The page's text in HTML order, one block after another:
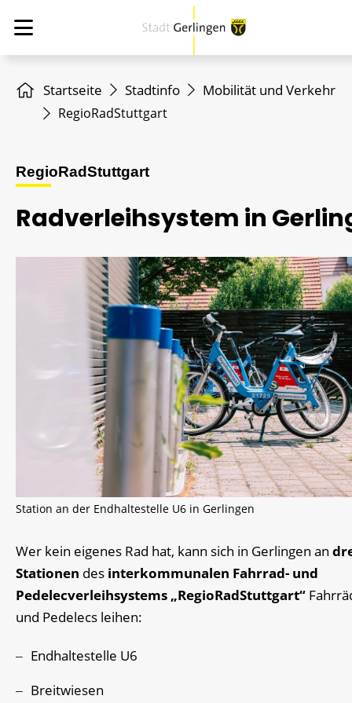
Startseite Stadtinfo Mobilität und Verkehr
RegioRadStuttgart
RegioRadStuttgart
Radverleihsystem in
Station an der Endhaltestelle U6 in Gerlingen
Wer kein eigenes Rad hat, kann sich in Gerlingen an
Stationen des interkommunalen Fahrrad- und
Pedelecverleihsystems „RegioRadStuttgart“
und Pedelecs leihen:
Endhaltestelle U6
Breitwiesen